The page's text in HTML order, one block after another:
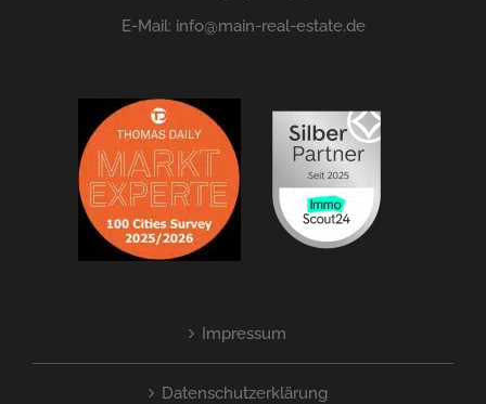
E-Mail: info@main-real-estate.de
Impressum
Datenschutzerklärung